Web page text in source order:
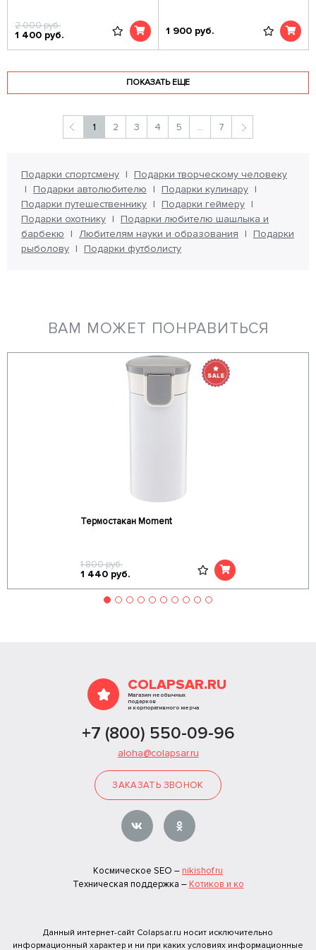
2 000руб.
1 400 руб. 1 900 руб.
ПОКАЗАТЬ ЕЩЕ
1 2 3 4 5 ... 7
Подарки спортсмену
Подарки творческому человеку
Подарки автолюбителю
Подарки кулинару
Подарки путешественнику
Подарки геймеру
Подарки охотнику
Подарки любителю шашлыка и
барбекю
Любителям науки и образования
Подарки
рыболову
Подарки футболисту
ВАМ МОЖЕТ ПОНРАВИТЬСЯ
Термостакан Moment
1 800руб.
1 440 руб.
COLAPSAR.RU
Магазин необычных
подарков
и корпоративного мерча
+7 (800) 550-09-96
aloha@colapsar.ru
ЗАКАЗАТЬ ЗВОНОК
Космическое SEO – nikishof.ru
Техническая поддержка – Котиков и ко
Данный интернет-сайт Colapsar.ru носит исключительно
информационный характер и ни при каких условиях информационные